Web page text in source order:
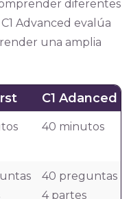
diferentes
Advanced evalúa
una amplia
C1 Adanced
40 minutos
40 preguntas
4 partes